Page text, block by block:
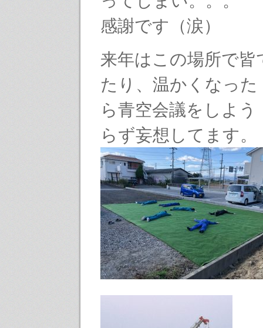
感謝です（涙）
来年はこの場所で皆
たり、温かくなった
ら青空会議をしよう
らず妄想してます。